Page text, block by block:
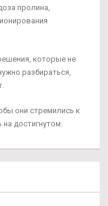
пролина,
которые не
разбираться,
они стремились к
на достигнутом.